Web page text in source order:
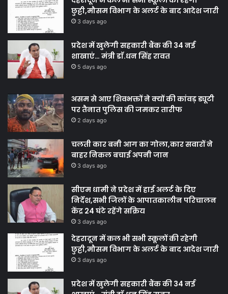
छुट्टी,मौसम विभाग के अलर्ट के बाद आदेश जारी
3 days ago
प्रदेश में खुलेगी सहकारी बैंक की 34 नई
शाखाएं… मंत्री डाॅ.धन सिंह रावत
5 days ago
असम से आए शिवभक्तों ने क्यों की कांवड़ ड्यूटी
पर तैनात पुलिस की जमकर तारीफ
2 days ago
चलती कार बनी आग का गोला,कार सवारों ने
बाहर निकल बचाई अपनी जान
3 days ago
सीएम धामी ने प्रदेश में हाई अलर्ट के दिए
निर्देश,सभी जिलों के आपातकालीन परिचालन
केंद्र 24 घंटे रहेंगे सक्रिय
3 days ago
देहरादून में कल भी सभी स्कूलों की रहेगी
छुट्टी,मौसम विभाग के अलर्ट के बाद आदेश जारी
3 days ago
प्रदेश में खुलेगी सहकारी बैंक की 34 नई